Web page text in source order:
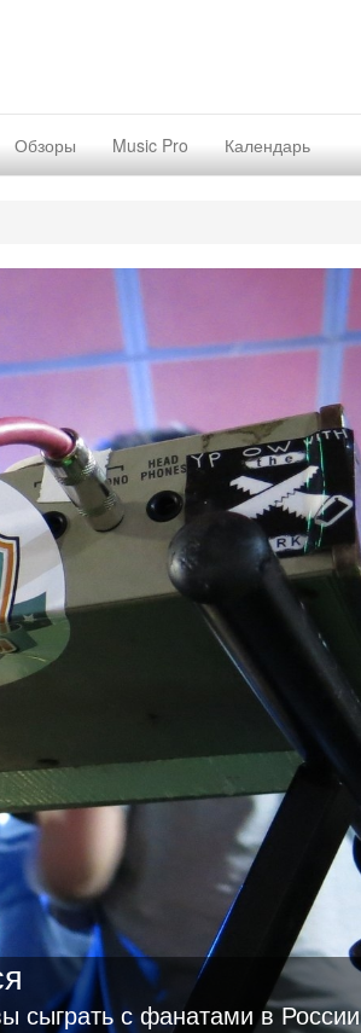
Обзоры Music Pro Календарь
сыграть с фанатами в России